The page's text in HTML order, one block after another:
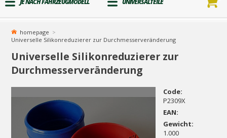
JE NACH FAHRZEUGMODELL UNIVERSALTEILE
homepage
Universelle Silikonreduzierer zur Durchmesserveränderung
Universelle Silikonreduzierer zur
Durchmesserveränderung
Code:
P2309X
EAN:
Gewicht:
1.000